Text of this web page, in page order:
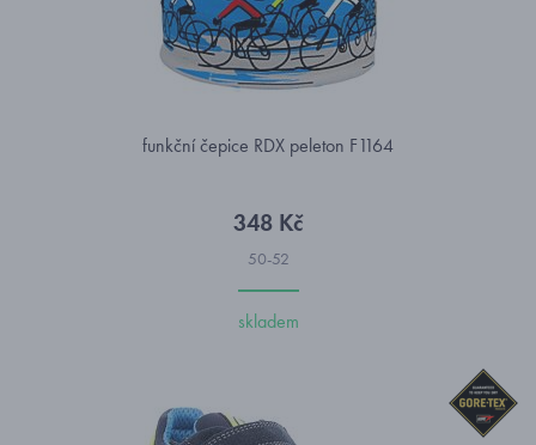
funkční čepice RDX peleton F1164
348 Kč
50-52
skladem